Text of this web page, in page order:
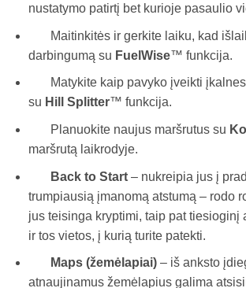
nustatymo patirtį bet kurioje pasaulio
Maitinkitės ir gerkite laiku, kad
darbingumą su FuelWise™ funkcija.
Matykite kaip pavyko įveikti įkalnes
su Hill Splitter™ funkcija.
Planuokite naujus maršrutus su
maršrutą laikrodyje.
Back to Start– nukreipia jus į
trumpiausią įmanomą atstumą – rodo
jus teisinga kryptimi, taip pat tiesioginį
ir tos vietos, į kurią turite patekti.
Maps (žemėlapiai)– iš anksto
atnaujinamus žemėlapius galima